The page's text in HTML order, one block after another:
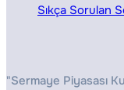
Sıkça Sorulan
"Sermaye Piyasası